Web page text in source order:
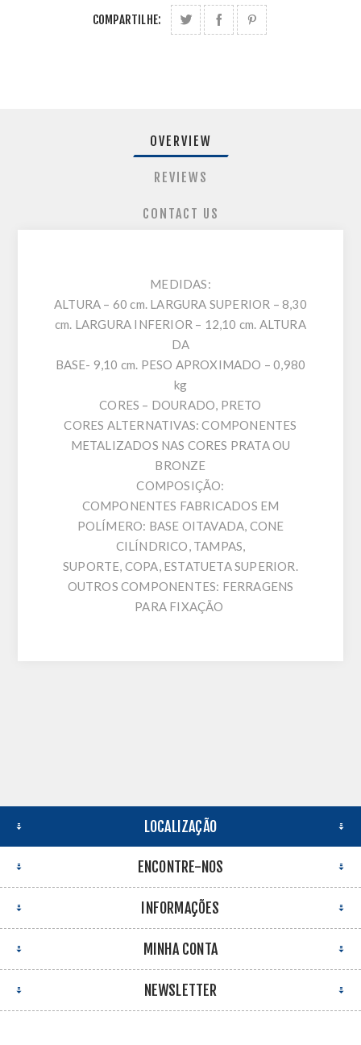
COMPARTILHE:
OVERVIEW
REVIEWS
CONTACT US
MEDIDAS:
ALTURA – 60 cm. LARGURA SUPERIOR – 8,30
cm. LARGURA INFERIOR – 12,10 cm. ALTURA
DA
BASE- 9,10 cm. PESO APROXIMADO – 0,980
kg
CORES – DOURADO, PRETO
CORES ALTERNATIVAS: COMPONENTES
METALIZADOS NAS CORES PRATA OU
BRONZE
COMPOSIÇÃO:
COMPONENTES FABRICADOS EM
POLÍMERO: BASE OITAVADA, CONE
CILÍNDRICO, TAMPAS,
SUPORTE, COPA, ESTATUETA SUPERIOR.
OUTROS COMPONENTES: FERRAGENS
PARA FIXAÇÃO
LOCALIZAÇÃO
ENCONTRE-NOS
INFORMAÇÕES
MINHA CONTA
NEWSLETTER